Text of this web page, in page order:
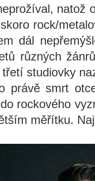
natož
rock/
dál
různých
studiovky
právě smrt
rockového
měřítku.